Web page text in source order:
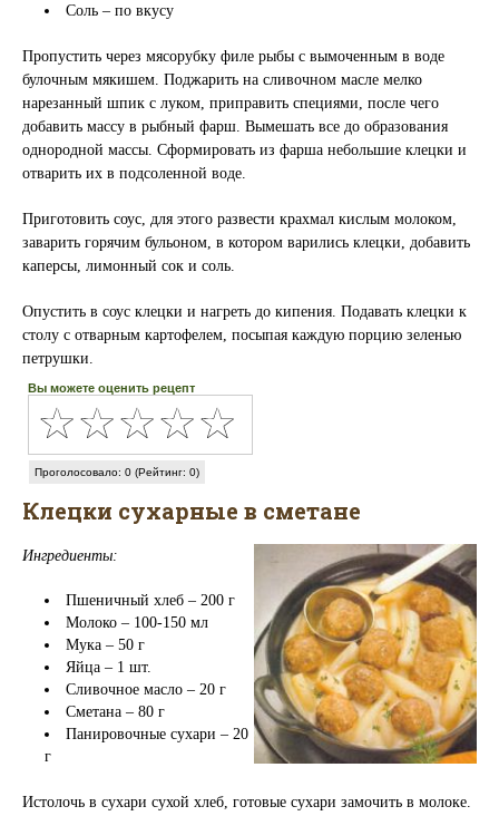
Соль – по вкусу
Пропустить через мясорубку филе рыбы с вымоченным в воде
булочным мякишем. Поджарить на сливочном масле мелко
нарезанный шпик с луком, приправить специями, после чего
добавить массу в рыбный фарш. Вымешать все до образования
однородной массы. Сформировать из фарша небольшие клецки и
отварить их в подсоленной воде.
Приготовить соус, для этого развести крахмал кислым молоком,
заварить горячим бульоном, в котором варились клецки, добавить
каперсы, лимонный сок и соль.
Опустить в соус клецки и нагреть до кипения. Подавать клецки к
столу с отварным картофелем, посыпая каждую порцию зеленью
петрушки.
Вы можете оценить рецепт
Проголосовало: 0 (Рейтинг: 0)
Клецки сухарные в сметане
Ингредиенты:
Пшеничный хлеб – 200 г
Молоко – 100-150 мл
Мука – 50 г
Яйца – 1 шт.
Сливочное масло – 20 г
Сметана – 80 г
Панировочные сухари – 20
г
Истолочь в сухари сухой хлеб, готовые сухари замочить в молоке.